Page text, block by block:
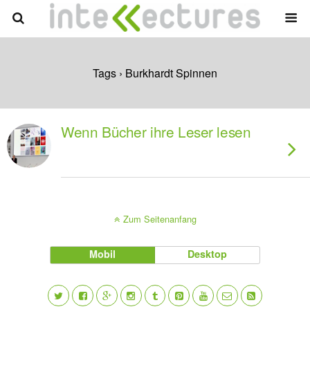
Tags › Burkhardt Spinnen
Wenn Bücher ihre Leser lesen
Zum Seitenanfang
Mobil Desktop